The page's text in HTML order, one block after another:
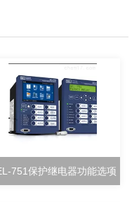
751保护继电器功能选项